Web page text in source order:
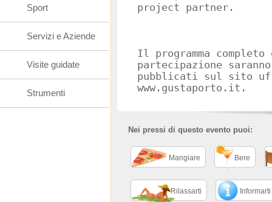
project partner.
Il programma
partecipazione
pubblicati sul sito
www.gustaporto.it.
Nei pressi di questo evento puoi:
Mangiare Bere
Rilassarti Informarti
Sport
Servizi e Aziende
Visite guidate
Strumenti